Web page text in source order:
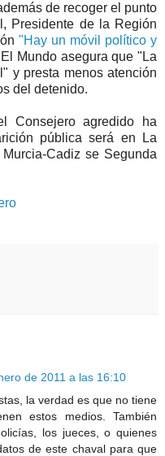
de recoger el punto
Presidente de la Región
"Hay un móvil político y
Mundo asegura que "La
y presta menos atención
del detenido.
Consejero agredido ha
pública será en La
Cadiz se Segunda
de 2011 a las 16:10
la verdad es que no tiene
estos medios. También
los jueces, o quienes
de este chaval para que